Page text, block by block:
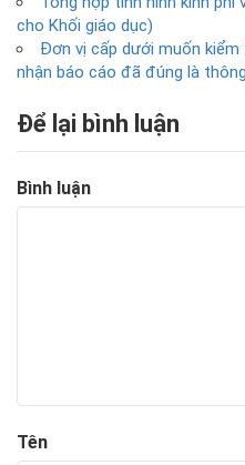
cho Khối giáo dục)
Đơn vị cấp dưới muốn
nhận báo cáo đã đúng là
Để lại bình luận
Bình luận
Tên